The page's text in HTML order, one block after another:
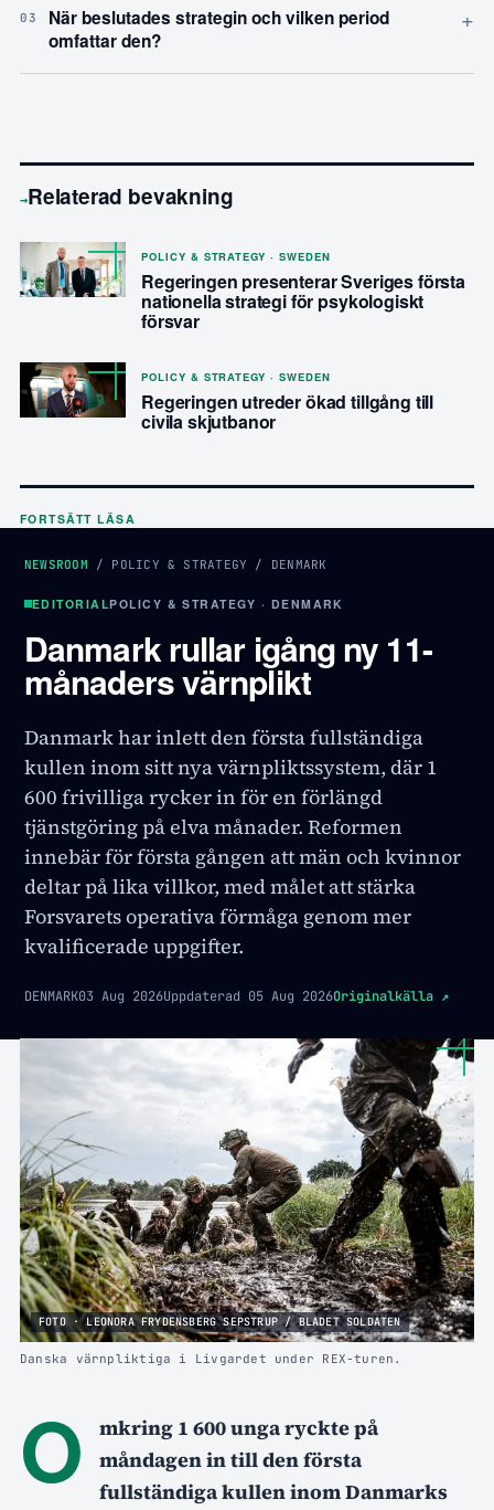
03
När beslutades strategin och vilken period
omfattar den?
+
→Relaterad bevakning
POLICY & STRATEGY · SWEDEN
Regeringen presenterar Sveriges första
nationella strategi för psykologiskt
försvar
POLICY & STRATEGY · SWEDEN
Regeringen utreder ökad tillgång till
civila skjutbanor
FORTSÄTT LÄSA
NEWSROOM / POLICY & STRATEGY / DENMARK
EDITORIALPOLICY & STRATEGY · DENMARK
Danmark rullar igång ny 11-
månaders värnplikt
Danmark har inlett den första fullständiga
kullen inom sitt nya värnpliktssystem, där 1
600 frivilliga rycker in för en förlängd
tjänstgöring på elva månader. Reformen
innebär för första gången att män och kvinnor
deltar på lika villkor, med målet att stärka
Forsvarets operativa förmåga genom mer
kvalificerade uppgifter.
DENMARK03 Aug 2026Uppdaterad 05 Aug 2026Originalkälla ↗
FOTO · LEONORA FRYDENSBERG SEPSTRUP / BLADET SOLDATEN
Danska värnpliktiga i Livgardet under REX-turen.
O
mkring 1 600 unga ryckte på
måndagen in till den första
fullständiga kullen inom Danmarks